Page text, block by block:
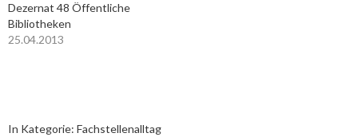
Dezernat 48 Öffentliche
Bibliotheken
25.04.2013
In Kategorie: Fachstellenalltag